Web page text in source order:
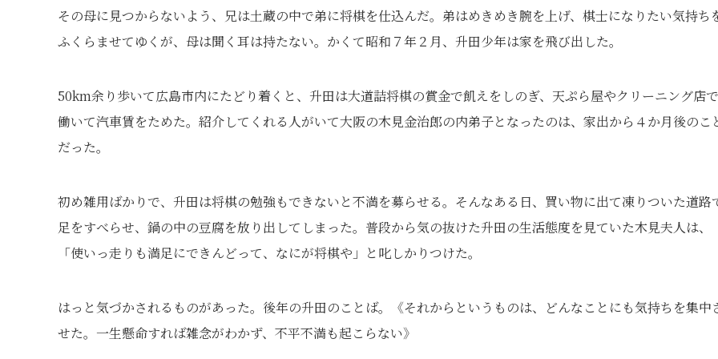
その母に見つからないよう、兄は土蔵の中で弟に将棋を仕込んだ。弟はめきめき腕を上げ、棋士になりたい気持ち
ふくらませてゆくが、母は聞く耳は持たない。かくて昭和７年２月、升田少年は家を飛び出した。
50km余り歩いて広島市内にたどり着くと、升田は大道詰将棋の賞金で飢えをしのぎ、天ぷら屋やクリーニング店で
働いて汽車賃をためた。紹介してくれる人がいて大阪の木見金治郎の内弟子となったのは、家出から４か月後のこ
だった。
初め雑用ばかりで、升田は将棋の勉強もできないと不満を募らせる。そんなある日、買い物に出て凍りついた道路
足をすべらせ、鍋の中の豆腐を放り出してしまった。普段から気の抜けた升田の生活態度を見ていた木見夫人は、
「使いっ走りも満足にできんどって、なにが将棋や」と叱しかりつけた。
はっと気づかされるものがあった。後年の升田のことば。《それからというものは、どんなことにも気持ちを集中
せた。一生懸命すれば雑念がわかず、不平不満も起こらない》